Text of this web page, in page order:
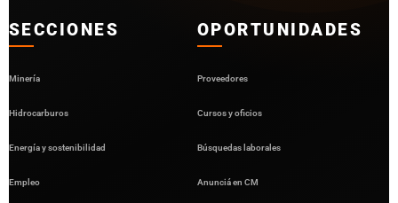
SECCIONES
Minería
Hidrocarburos
Energía y sostenibilidad
Empleo
OPORTUNIDADES
Proveedores
Cursos y oficios
Búsquedas laborales
Anunciá en CM